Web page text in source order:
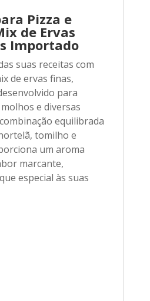
Pizza e
de Ervas
Importado
suas receitas com
de ervas finas,
para
e diversas
equilibrada
tomilho e
um aroma
marcante,
especial às suas